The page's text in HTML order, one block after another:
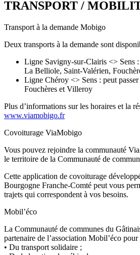
TRANSPORT /
Transport à la demande Mobigo
Deux transports à la demande sont
Ligne Savigny-sur-Clairis <> Sens :
La Belliole, Saint-Valérien,
Ligne Chéroy <> Sens : peut
Fouchères et Villeroy
Plus d’informations sur les horaires et la
www.viamobigo.fr
Covoiturage ViaMobigo
Vous pouvez rejoindre la communauté
le territoire de la Communauté de
Cette application de covoiturage
Bourgogne Franche-Comté peut vous
trajets qui correspondent à vos besoins.
Mobil’éco
La Communauté de communes du
partenaire de l’association Mobil’éco pour
• Du transport solidaire ;